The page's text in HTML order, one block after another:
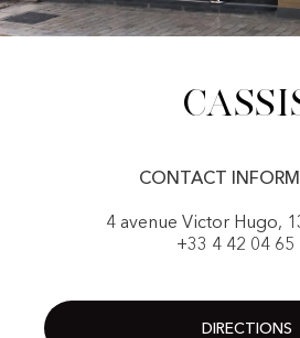
CONTACT
4 avenue Victor Hugo,
+33 4 42 04 65
DIRECTIONS